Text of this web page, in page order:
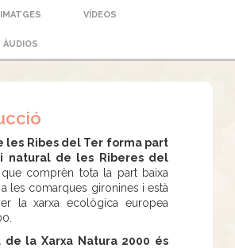
IMATGES VÍDEOS
ÀUDIOS
les Ribes del Ter forma part
natural de les Riberes del
que comprèn tota la part baixa
les comarques gironines i està
la xarxa ecològica europea
de la Xarxa Natura 2000 és